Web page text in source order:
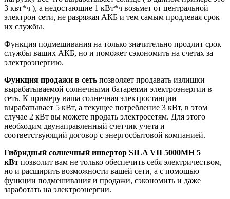
3 квт*ч ), а недостающие 1 кВт*ч возьмет от центральной
электрон сети, не разряжая АКБ и тем самым продлевая срок
их службы.
Функция подмешивания на только значительно продлит срок
службы ваших АКБ, но и поможет сэкономить на счетах за
электроэнергию.
Функция продажи в сеть позволяет продавать излишки
вырабатываемой солнечными батареями электроэнергии в
сеть. К примеру ваша солнечная электростанции
вырабатывает 5 кВт, а текущее потребление 3 кВт, в этом
случае 2 кВт вы можете продать электросетям. Для этого
необходим двунаправленный счетчик учета и
соответствующий договор с энергосбытовой компанией.
Гибридный солнечный инвертор SILA VII 5000MH 5
кВт позволит вам не только обеспечить себя электричеством,
но и расширить возможности вашей сети, а с помощью
функции подмешивания и продажи, сэкономить и даже
заработать на электроэнергии.